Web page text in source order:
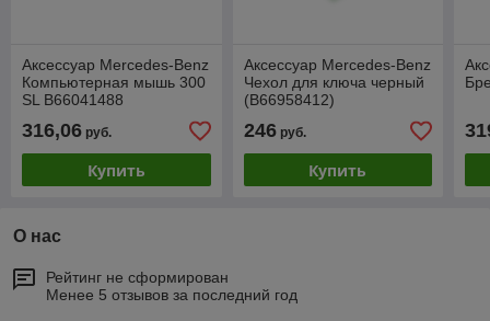
Аксессуар Mercedes-Benz
Компьютерная мышь 300
SL B66041488
316,06 руб.
Купить
Аксессуар Mercedes-Benz
Чехол для ключа черный
(B66958412)
246руб.
Купить
О нас
Рейтинг не сформирован
Менее 5 отзывов за последний год